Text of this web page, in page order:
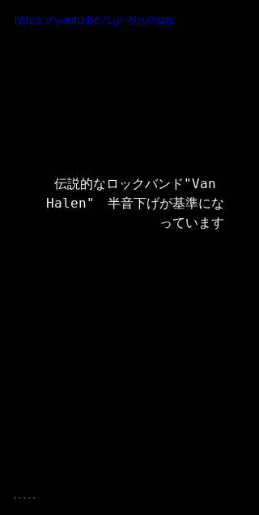
https://youtu.be/L9r-NxuYszg
伝説的なロックバンド"Van
Halen"　半音下げが基準にな
っています